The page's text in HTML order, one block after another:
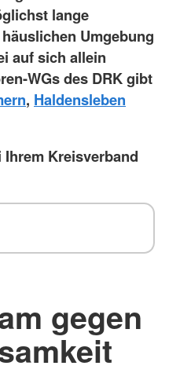
lange
Umgebung
auf sich allein
WGs des DRK gibt
, Haldensleben
Kreisverband
gegen